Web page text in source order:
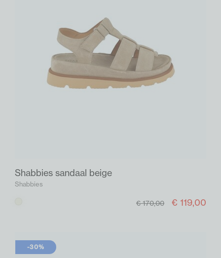
Shabbies sandaal beige
Shabbies
€ 170,00 € 119,00
-30%